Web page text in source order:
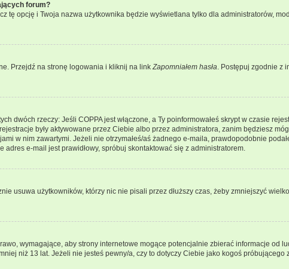
forum?
tę opcję i Twoja nazwa użytkownika będzie wyświetlana tylko dla administratorów,
Przejdź na stronę logowania i kliknij na linkZapomniałem hasła. Postępuj zgodnie z
dwóch rzeczy: Jeśli COPPA jest włączone, a Ty poinformowałeś skrypt w czasie
były aktywowane przez Ciebie albo przez administratora, zanim będziesz
w nim zawartymi. Jeżeli nie otrzymałeś/aś żadnego e-maila, prawdopodobnie
e-mail jest prawidłowy, spróbuj skontaktować się z administratorem.
usuwa użytkowników, którzy nic nie pisali przez dłuższy czas, żeby zmniejszyć
wymagające, aby strony internetowe mogące potencjalnie zbierać informacje od
niż 13 lat. Jeżeli nie jesteś pewny/a, czy to dotyczy Ciebie jako kogoś próbującego